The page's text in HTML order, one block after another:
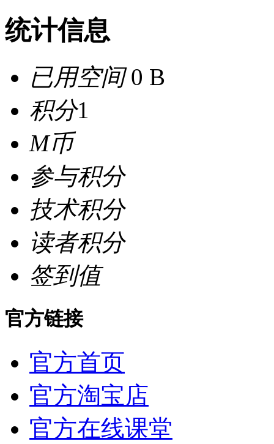
统计信息
已用空间0 B
积分1
M币
参与积分
技术积分
读者积分
签到值
官方链接
官方首页
官方淘宝店
官方在线课堂